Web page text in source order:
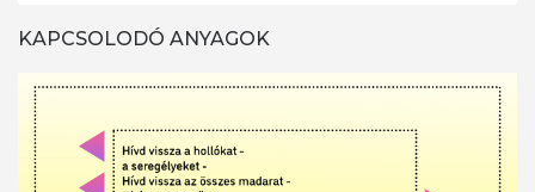
KAPCSOLODÓ ANYAGOK